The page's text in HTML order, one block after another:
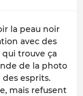
la peau noir
avec des
trouve ça
de la photo
esprits.
mais refusent